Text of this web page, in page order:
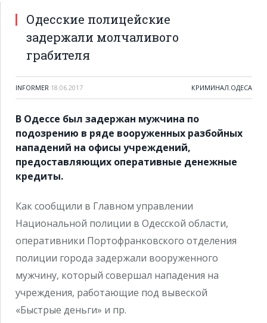
Одесские полицейские
задержали молчаливого
грабителя
INFORMER 18.06.2017 КРИМИНАЛ,ОДЕСА
В Одессе был задержан мужчина по
подозрению в ряде вооруженных разбойных
нападений на офисы учреждений,
предоставляющих оперативные денежные
кредиты.
Как сообщили в Главном управлении
Национальной полиции в Одесской области,
оперативники Портофранковского отделения
полиции города задержали вооруженного
мужчину, который совершал нападения на
учреждения, работающие под вывеской
«Быстрые деньги» и пр.